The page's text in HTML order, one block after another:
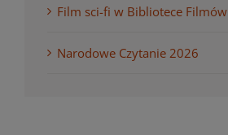
Film sci-fi w Bibliotece Filmów
Narodowe Czytanie 2026